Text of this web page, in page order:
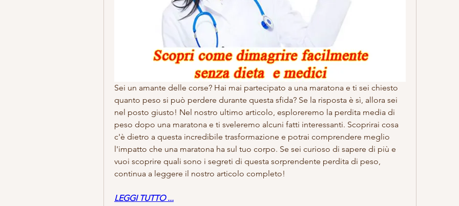
Sei un amante delle corse? Hai mai partecipato a una maratona e ti sei chiesto
quanto peso si può perdere durante questa sfida? Se la risposta è sì, allora sei
nel posto giusto! Nel nostro ultimo articolo, esploreremo la perdita media di
peso dopo una maratona e ti sveleremo alcuni fatti interessanti. Scoprirai cosa
c'è dietro a questa incredibile trasformazione e potrai comprendere meglio
l'impatto che una maratona ha sul tuo corpo. Se sei curioso di sapere di più e
vuoi scoprire quali sono i segreti di questa sorprendente perdita di peso,
continua a leggere il nostro articolo completo!
LEGGI TUTTO ...